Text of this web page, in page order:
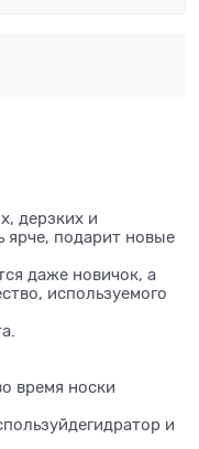
дерзких и
ярче, подарит новые
даже новичок, а
используемого
время носки
и